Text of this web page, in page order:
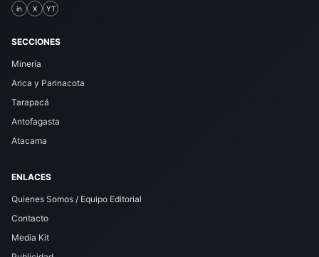
in X YT
SECCIONES
Minería
Arica y Parinacota
Tarapacá
Antofagasta
Atacama
ENLACES
Quienes Somos / Equipo Editorial
Contacto
Media Kit